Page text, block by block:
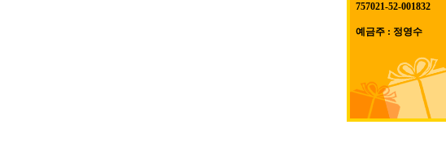
757021-52-001832
예금주 : 정영수